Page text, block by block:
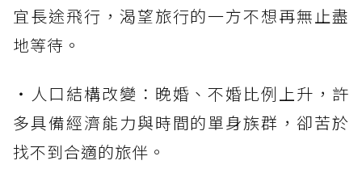
宜長途飛行，渴望旅行的一方不想再無止盡
地等待。
・人口結構改變：晚婚、不婚比例上升，許
多具備經濟能力與時間的單身族群，卻苦於
找不到合適的旅伴。